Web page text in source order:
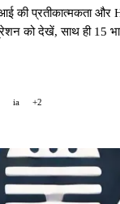
की प्रतीकात्मकता
को देखें, साथ ही 15
ia +2